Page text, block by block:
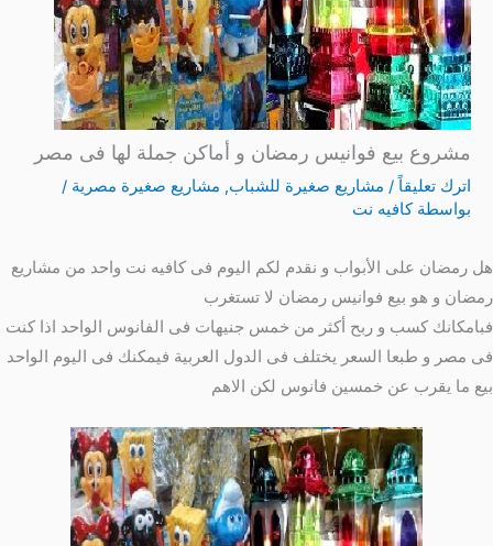
مشروع بيع فوانيس رمضان و أماكن جملة لها فى مصر
اترك تعليقاً / مشاريع صغيرة للشباب, مشاريع صغيرة مصرية /
بواسطة كافيه نت
هل رمضان على الأبواب و نقدم لكم اليوم فى كافيه نت واحد من مشاريع
رمضان و هو بيع فوانيس رمضان لا تستغرب
فبامكانك كسب و ربح أكثر من خمس جنيهات فى الفانوس الواحد اذا كنت
فى مصر و طبعا السعر يختلف فى الدول العربية فيمكنك فى اليوم الواحد
بيع ما يقرب عن خمسين فانوس لكن الاهم